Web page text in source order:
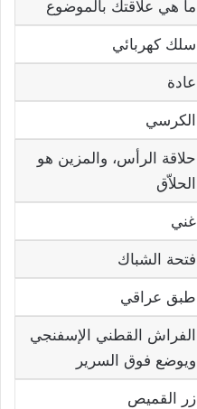
ما هي علاقتك بالموضوع
سلك كهربائي
عادة
الكرسي
حلاقة الرأس، والمزين هو
الحلاّق
غني
فتحة الشباك
طبق عراقي
الفراش القطني الإسفنجي
ويوضع فوق السرير
زر القميص